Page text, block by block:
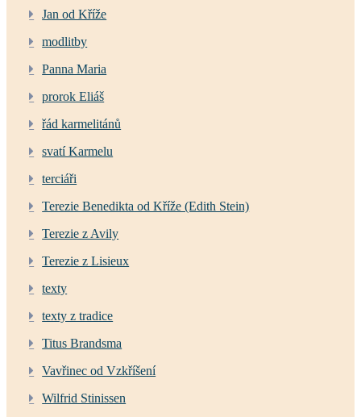
Jan od Kříže
modlitby
Panna Maria
prorok Eliáš
řád karmelitánů
svatí Karmelu
terciáři
Terezie Benedikta od Kříže (Edith Stein)
Terezie z Avily
Terezie z Lisieux
texty
texty z tradice
Titus Brandsma
Vavřinec od Vzkříšení
Wilfrid Stinissen